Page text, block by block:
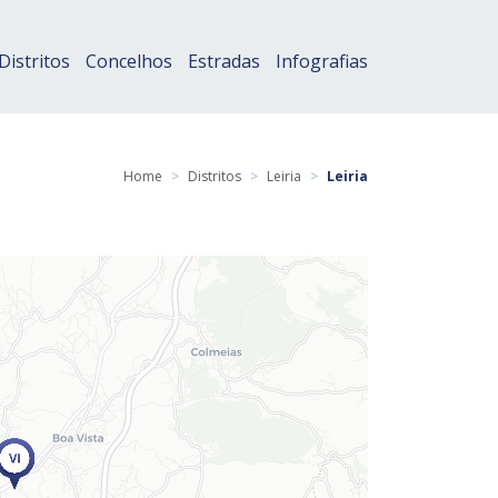
Concelhos Estradas Infografias
Home > Distritos > Leiria > Leiria